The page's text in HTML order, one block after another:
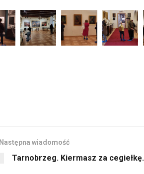
Następna wiadomość
Tarnobrzeg. Kiermasz za cegiełkę.